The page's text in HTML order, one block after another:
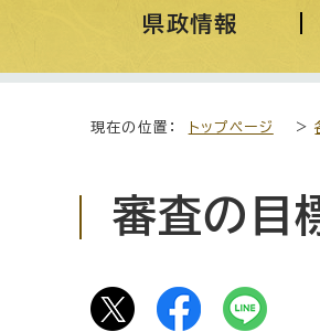
県政情報
現在の位置： トップページ >
審査の目